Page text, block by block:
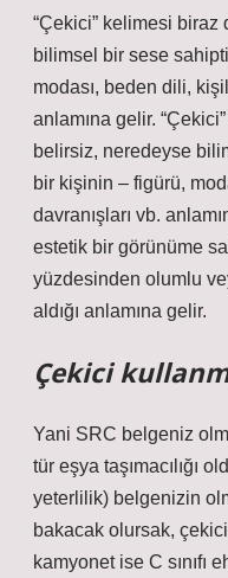
“Çekici” kelimesi
bilimsel bir sese
modası, beden dili,
anlamına gelir.
belirsiz, neredeyse
bir kişinin – figürü,
davranışları vb.
estetik bir görünüme
yüzdesinden olumlu
aldığı anlamına gelir.
Çekici
Yani SRC belgeniz
tür eşya taşımacılığı
yeterlilik) belgenizin
bakacak olursak,
kamyonet ise C sınıfı